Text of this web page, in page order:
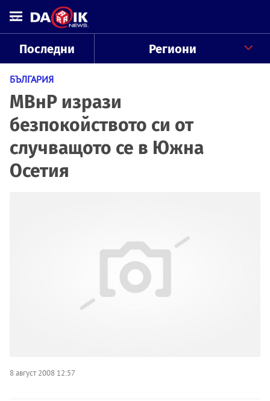
Последни Региони
БЪЛГАРИЯ
МВнР изрази
безпокойството си от
случващото се в Южна
Осетия
8 август 2008 12:57